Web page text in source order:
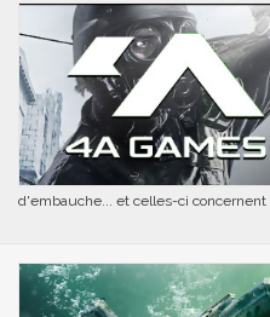
d'embauche... et celles-ci